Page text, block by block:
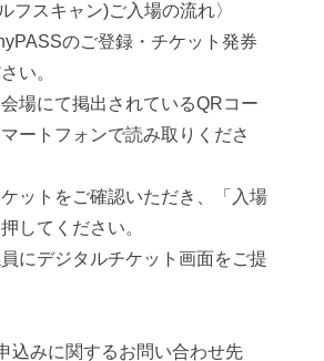
フスキャン)ご入場の流れ〉
のご登録・チケット発券
い。
場にて掲出されているQRコー
ートフォンで読み取りくださ
ットをご確認いただき、「入場
してください。
にデジタルチケット画面をご提
込みに関するお問い合わせ先